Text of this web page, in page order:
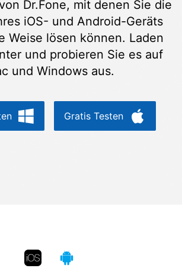
Dr.Fone, mit denen Sie die
iOS- und Android-Geräts
Weise lösen können. Laden
und probieren Sie es auf
und Windows aus.
Gratis Testen